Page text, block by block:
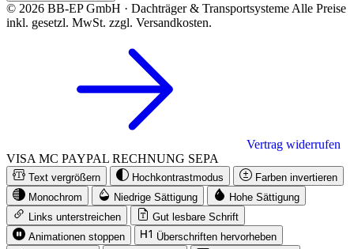
© 2026 BB-EP GmbH · Dachträger & Transportsysteme Alle Preise
inkl. gesetzl. MwSt. zzgl. Versandkosten.
Vertrag widerrufen
VISA MC PAYPAL RECHNUNG SEPA
Text vergrößern Hochkontrastmodus
Farben invertieren
Monochrom
Niedrige Sättigung
Hohe Sättigung
Links unterstreichen
Gut lesbare Schrift
Animationen stoppen
Überschriften hervorheben